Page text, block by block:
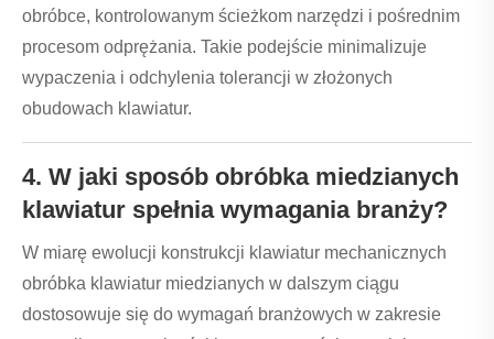
obróbce, kontrolowanym ścieżkom narzędzi i pośrednim
procesom odprężania. Takie podejście minimalizuje
wypaczenia i odchylenia tolerancji w złożonych
obudowach klawiatur.
4. W jaki sposób obróbka miedzianych
klawiatur spełnia wymagania branży?
W miarę ewolucji konstrukcji klawiatur mechanicznych
obróbka klawiatur miedzianych w dalszym ciągu
dostosowuje się do wymagań branżowych w zakresie